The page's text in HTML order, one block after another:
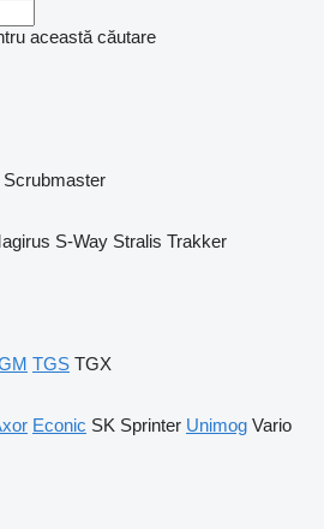
această căutare
Scrubmaster
S-Way Stralis Trakker
TGS TGX
Econic SK Sprinter Unimog Vario